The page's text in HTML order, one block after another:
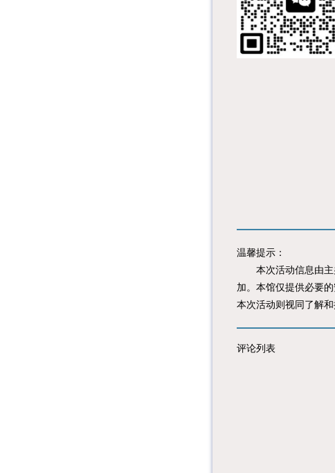
温馨提示：
本次活动信息由主
加。本馆仅提供必要
本次活动则视同了解和
评论列表